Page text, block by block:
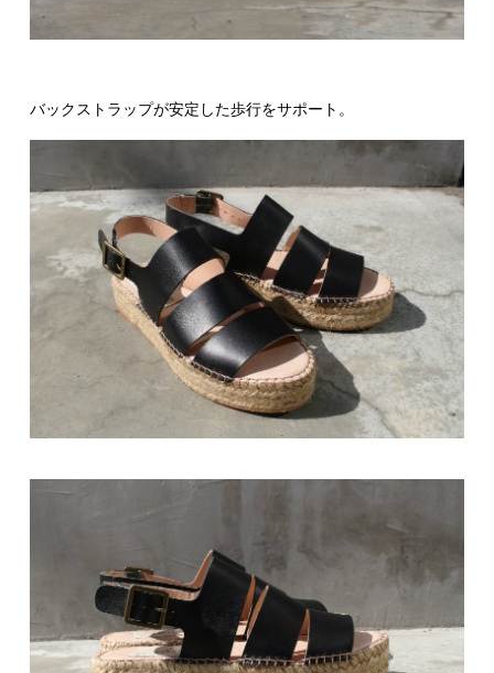
バックストラップが安定した歩行をサポート。